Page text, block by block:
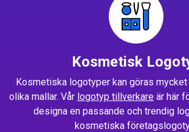
Kosmetisk
Kosmetiska logotyper kan göras
olika mallar. Vår logotyp tillverkare är här
designa en passande och trendig
kosmetiska